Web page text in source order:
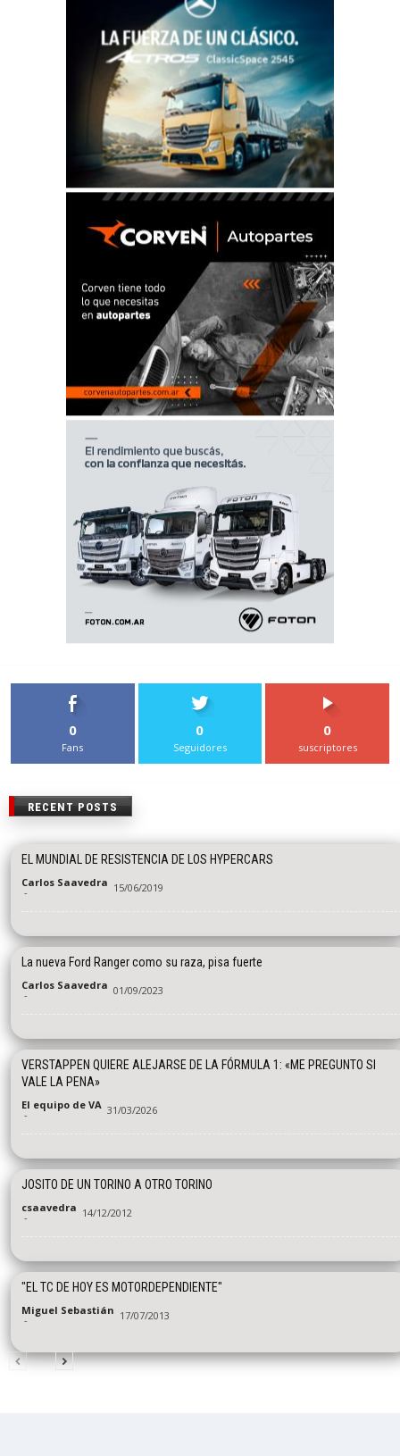
0
Fans
0
Seguidores
0
suscriptores
RECENT POSTS
EL MUNDIAL DE RESISTENCIA DE LOS HYPERCARS
Carlos Saavedra
- 15/06/2019
La nueva Ford Ranger como su raza, pisa fuerte
Carlos Saavedra
- 01/09/2023
VERSTAPPEN QUIERE ALEJARSE DE LA FÓRMULA 1: «ME PREGUNTO SI
VALE LA PENA»
El equipo de VA
- 31/03/2026
JOSITO DE UN TORINO A OTRO TORINO
csaavedra
- 14/12/2012
"EL TC DE HOY ES MOTORDEPENDIENTE"
Miguel Sebastián
- 17/07/2013